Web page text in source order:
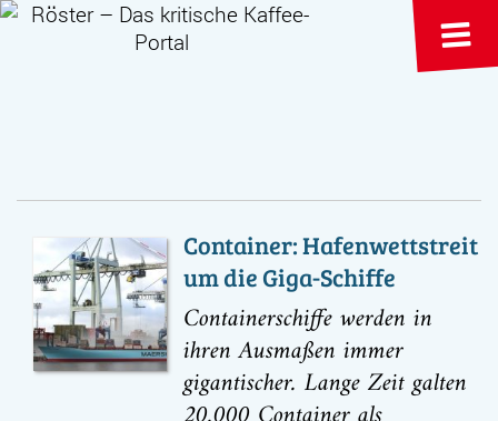
Container: Hafenwettstreit
um die Giga-Schiffe
Containerschiffe werden in
ihren Ausmaßen immer
gigantischer. Lange Zeit galten